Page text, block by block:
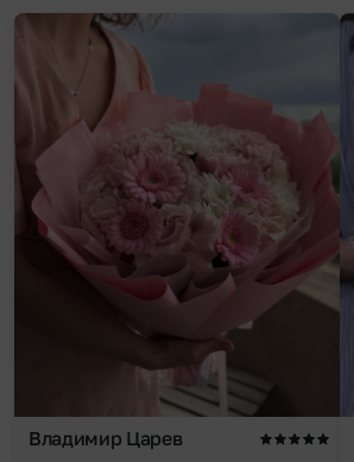
Владимир Царев